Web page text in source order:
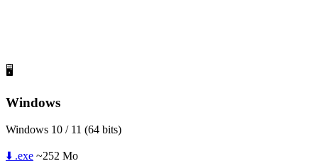
🖥️
Windows
Windows 10 / 11 (64 bits)
⬇️ .exe ~252 Mo